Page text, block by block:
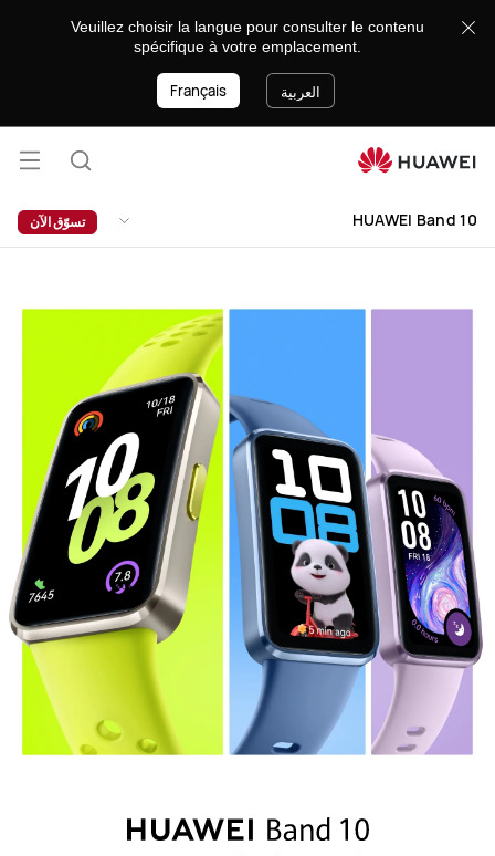
Band
Veuillez choisir la langue pour consulter le contenu
spécifique à votre emplacement.
العربية Français
فتح
HUAWEI Band 10 تسوّق الآن